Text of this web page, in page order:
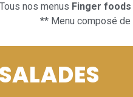
nos menus Finger foods
** Menu composé de